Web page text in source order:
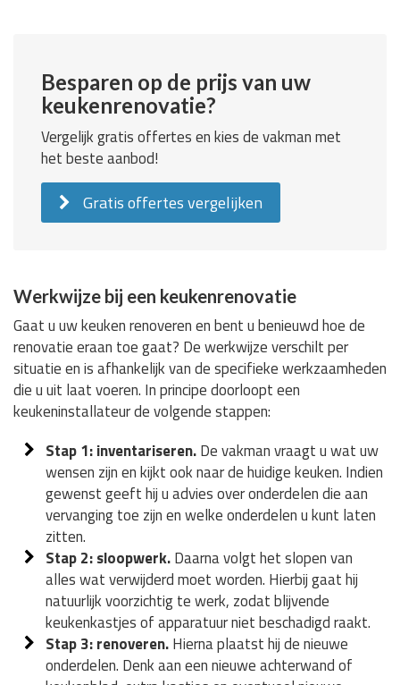
Besparen op de prijs van uw
keukenrenovatie?
Vergelijk gratis offertes en kies de vakman met
het beste aanbod!
Gratis offertes vergelijken
Werkwijze bij een keukenrenovatie
Gaat u uw keuken renoveren en bent u benieuwd hoe de
renovatie eraan toe gaat? De werkwijze verschilt per
situatie en is afhankelijk van de specifieke werkzaamheden
die u uit laat voeren. In principe doorloopt een
keukeninstallateur de volgende stappen:
Stap 1: inventariseren.De vakman vraagt u wat uw
wensen zijn en kijkt ook naar de huidige keuken. Indien
gewenst geeft hij u advies over onderdelen die aan
vervanging toe zijn en welke onderdelen u kunt laten
zitten.
Stap 2: sloopwerk.Daarna volgt het slopen van
alles wat verwijderd moet worden. Hierbij gaat hij
natuurlijk voorzichtig te werk, zodat blijvende
keukenkastjes of apparatuur niet beschadigd raakt.
Stap 3: renoveren.Hierna plaatst hij de nieuwe
onderdelen. Denk aan een nieuwe achterwand of